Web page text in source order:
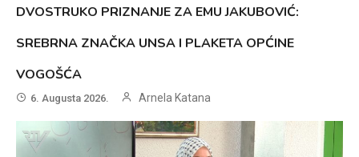
DVOSTRUKO PRIZNANJE ZA EMU JAKUBOVIĆ:
SREBRNA ZNAČKA UNSA I PLAKETA OPĆINE
VOGOŠĆA
6. Augusta 2026. Arnela Katana